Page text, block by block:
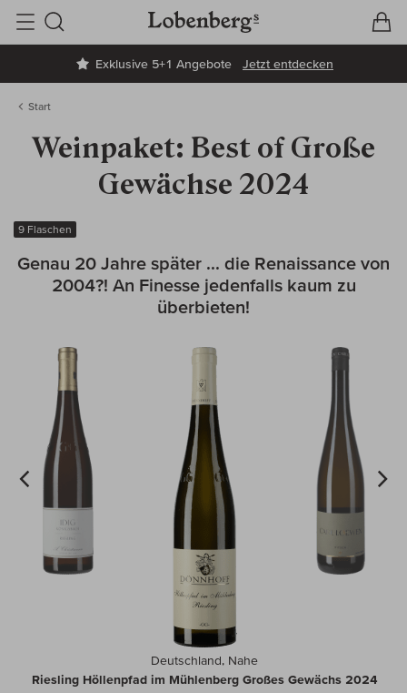
Exklusive 5+1 Angebote Jetzt entdecken
Suche
Start
Weinpaket: Best of Große
Gewächse 2024
9 Flaschen
Genau 20 Jahre später ... die Renaissance von
2004?! An Finesse jedenfalls kaum zu
überbieten!
Deutschland, Nahe
Riesling Höllenpfad im Mühlenberg Großes Gewächs 2024